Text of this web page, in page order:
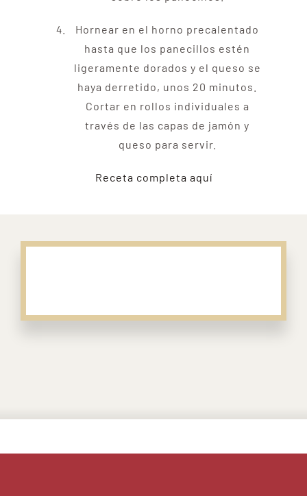
Hornear en el horno precalentado
hasta que los panecillos estén
ligeramente dorados y el queso se
haya derretido, unos 20 minutos.
Cortar en rollos individuales a
través de las capas de jamón y
queso para servir.
Receta completa aquí